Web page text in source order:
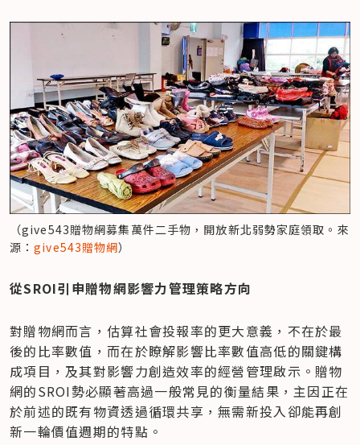
（give543贈物網募集萬件二手物，開放新北弱勢家庭領取。來
源：give543贈物網）
從SROI引申贈物網影響力管理策略方向
對贈物網而言，估算社會投報率的更大意義，不在於最
後的比率數值，而在於瞭解影響比率數值高低的關鍵構
成項目，及其對影響力創造效率的經營管理啟示。贈物
網的SROI勢必顯著高過一般常見的衡量結果，主因正在
於前述的既有物資透過循環共享，無需新投入卻能再創
新一輪價值週期的特點。